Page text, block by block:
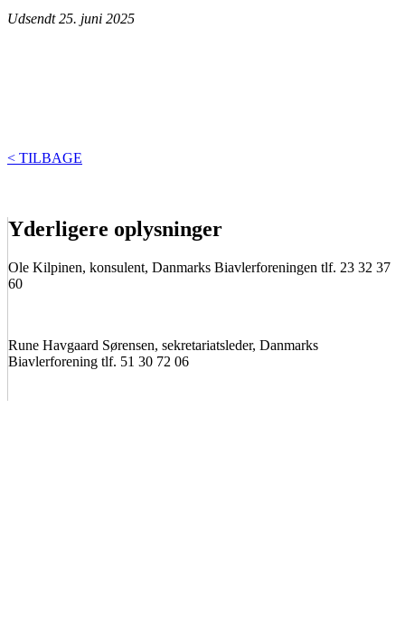
Udsendt 25. juni 2025
< TILBAGE
Yderligere oplysninger
Ole Kilpinen, konsulent, Danmarks Biavlerforeningen tlf. 23 32 37
60
Rune Havgaard Sørensen, sekretariatsleder, Danmarks
Biavlerforening tlf. 51 30 72 06